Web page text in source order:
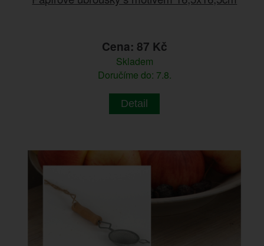
Cena: 87 Kč
Skladem
Doručíme do: 7.8.
Detail